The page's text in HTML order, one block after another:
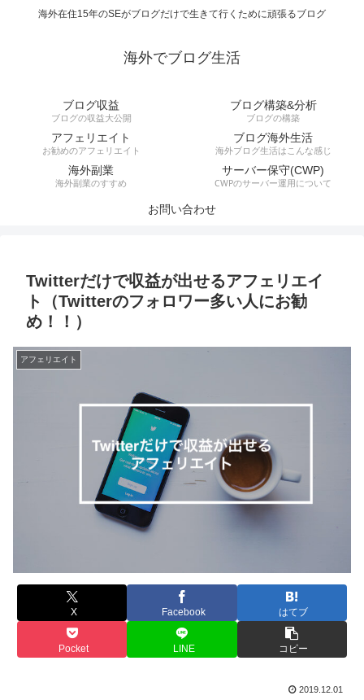
海外在住15年のSEがブログだけで生きて行くために頑張るブログ
海外でブログ生活
ブログ収益
ブログの収益大公開
ブログ構築&分析
ブログの構築
アフェリエイト
お勧めのアフェリエイト
ブログ海外生活
海外ブログ生活はこんな感じ
海外副業
海外副業のすすめ
サーバー保守(CWP)
CWPのサーバー運用について
お問い合わせ
Twitterだけで収益が出せるアフェリエイ
ト（Twitterのフォロワー多い人にお勧
め！！）
アフェリエイト
X Facebook はてブ
Pocket LINE コピー
2019.12.01